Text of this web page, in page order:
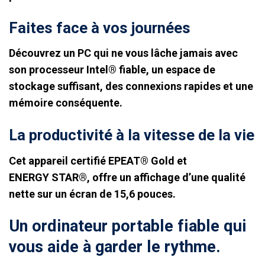
Faites face à vos journées
Découvrez un PC qui ne vous lâche jamais avec
son processeur Intel® fiable, un espace de
stockage suffisant, des connexions rapides et une
mémoire conséquente.
La productivité à la vitesse de la vie
Cet appareil certifié EPEAT® Gold et
ENERGY STAR®, offre un affichage d’une qualité
nette sur un écran de 15,6 pouces.
Un ordinateur portable fiable qui
vous aide à garder le rythme.